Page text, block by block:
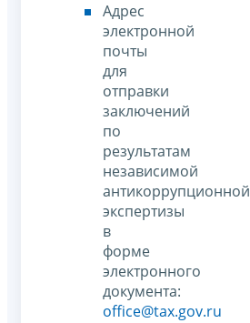
Адрес
электронной
почты
для
отправки
заключений
по
результатам
независимой
антикоррупционной
экспертизы
в
форме
электронного
документа:
office@tax.gov.ru